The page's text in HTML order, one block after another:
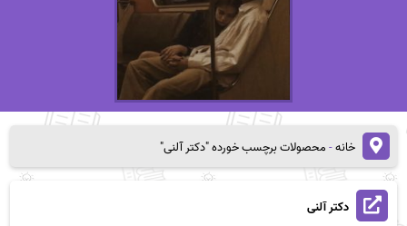
خانه-محصولات برچسب خورده "دکتر آلنی"
دکتر آلنی